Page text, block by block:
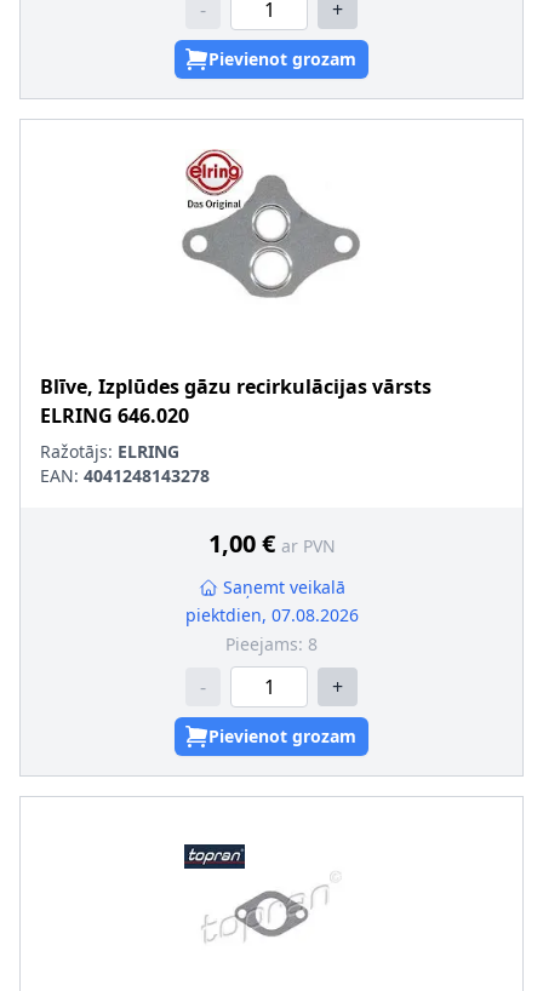
- +
Pievienot grozam
Blīve, Izplūdes gāzu recirkulācijas vārsts
ELRING 646.020
Ražotājs: ELRING
EAN: 4041248143278
1,00 € ar PVN
Saņemt veikalā
piektdien, 07.08.2026
Pieejams: 8
- +
Pievienot grozam